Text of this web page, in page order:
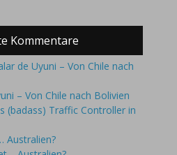
Kommentare
de Uyuni – Von Chile nach
– Von Chile nach Bolivien
(badass) Traffic Controller in
Australien?